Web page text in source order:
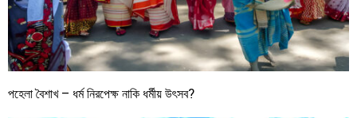
পহেলা বৈশাখ – ধর্ম নিরপেক্ষ নাকি ধর্মীয় উৎসব?